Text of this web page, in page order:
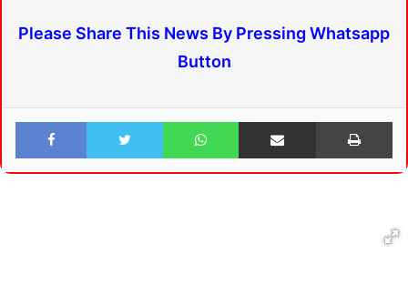
Please Share This News By Pressing Whatsapp
Button
Facebook Twitter WhatsApp Share via Email Print